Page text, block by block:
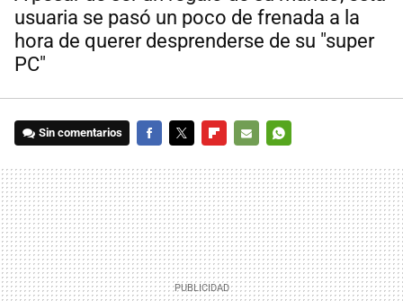
usuaria se pasó un poco de frenada a la
hora de querer desprenderse de su "super
PC"
Sin comentarios
MAIL